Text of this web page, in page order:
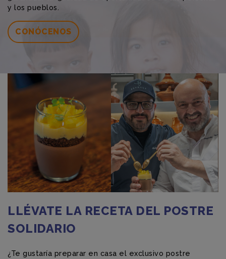
y los pueblos.
CONÓCENOS
LLÉVATE LA RECETA DEL POSTRE
SOLIDARIO
¿Te gustaría preparar en casa el exclusivo postre